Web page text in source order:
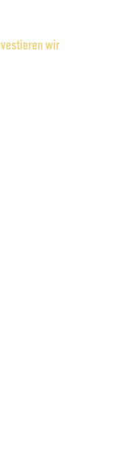
wir